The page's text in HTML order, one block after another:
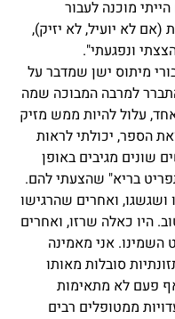
מוכנה לעבור
(אם לא יועיל, לא יזיק),
ונפגעתי".
מיתוס ישן שמדבר על
למרבה המבוכה שמה
עלול להיות ממש מזיק
הספר, יכולתי לראות
שונים מגיבים באופן
בריא" שהצעתי להם.
ואחרים שהרגישו
היו כאלה שרזו, ואחרים
השמינו. אני מאמינה
סובלות מאותו
פעם לא מתאימות
ממטופלים רבים